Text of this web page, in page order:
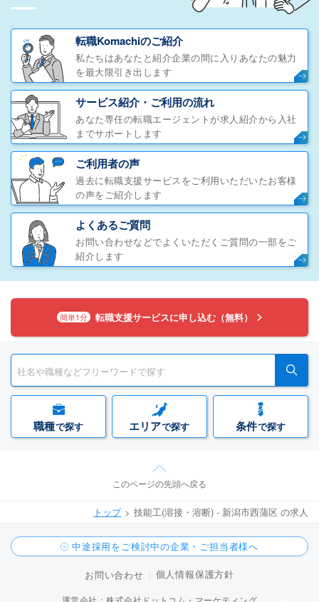
転職Komachiのご紹介
私たちはあなたと紹介企業の間に入りあなたの魅力
を最大限引き出します
サービス紹介・ご利用の流れ
あなた専任の転職エージェントが求人紹介から入社
までサポートします
ご利用者の声
過去に転職支援サービスをご利用いただいたお客様
の声をご紹介します
よくあるご質問
お問い合わせなどでよくいただくご質問の一部をご
紹介します
簡単1分 転職支援サービスに申し込む（無料）
職種で探す エリアで探す 条件で探す
このページの先頭へ戻る
トップ 技能工(溶接・溶断) - 新潟市西蒲区 の求人
中途採用をご検討中の企業・ご担当者様へ
お問い合わせ 個人情報保護方針
運営会社：株式会社ドットコム・マーケティング